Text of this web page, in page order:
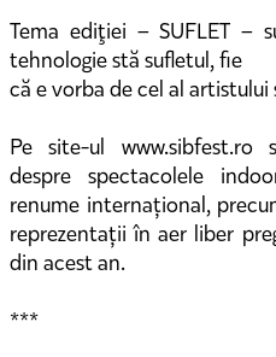
Tema ediţiei – SUFLET –
tehnologie stă sufletul, fie
că e vorba de cel al
Pe site-ul www.sibfest.ro
despre spectacolele
renume internațional,
reprezentații în aer liber
din acest an.
***